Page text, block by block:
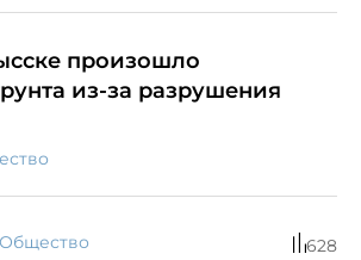
произошло
из-за разрушения
Общество 628